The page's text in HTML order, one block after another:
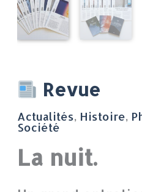
Revue
Actualités, Histoire,
Société
La nuit.
quantité
de
La